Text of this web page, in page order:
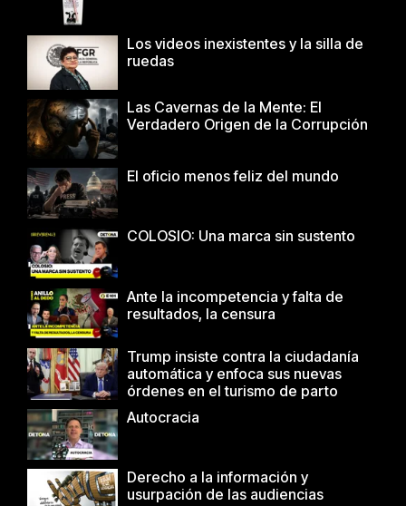
Los videos inexistentes y la silla de
ruedas
Las Cavernas de la Mente: El
Verdadero Origen de la Corrupción
El oficio menos feliz del mundo
COLOSIO: Una marca sin sustento
Ante la incompetencia y falta de
resultados, la censura
Trump insiste contra la ciudadanía
automática y enfoca sus nuevas
órdenes en el turismo de parto
Autocracia
Derecho a la información y
usurpación de las audiencias